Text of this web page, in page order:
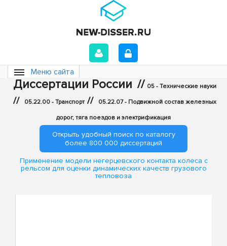
Меню сайта
Диссертации России // 05 - Технические науки
// 05.22.00 - Транспорт // 05.22.07 - Подвижной состав железных
дорог, тяга поездов и электрификация
Открыть удобный поиск по каталогу
более 800 000 диссертаций
Применение модели негерцевского контакта колеса с
рельсом для оценки динамических качеств грузового
тепловоза